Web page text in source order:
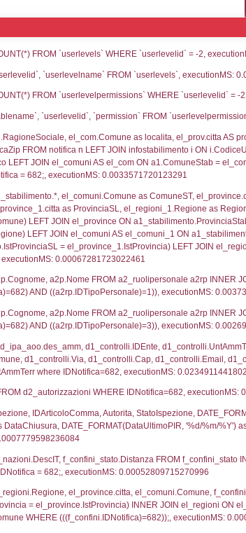
SEZIONE D (pubblico) - INFORMAZIONI
SEZIONE F (pubblico) - DESCRIZIONE
SEZIONE H (pubblico) - DESCRIZIONE
2012/18/UE
SEZIONE L (pubblico) - INFORMAZIONI
Debug
sql: SELECT COUNT(*) FROM
sql: SELECT `userlevelid`,
sql: SELECT COUNT(*) FROM
sql: SELECT `tablename`,
sql: SELECT a1.RagioneSociale,
n.DataFileNotificaZip FROM notifica n